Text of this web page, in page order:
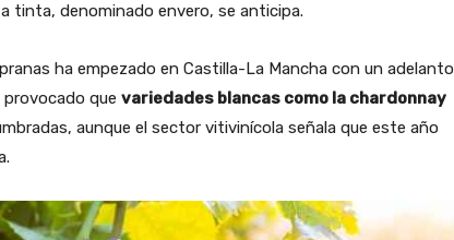
tinta, denominado envero, se anticipa.
ha empezado en Castilla-La Mancha con un adelanto
provocado que variedades blancas como la chardonnay
aunque el sector vitivinícola señala que este año